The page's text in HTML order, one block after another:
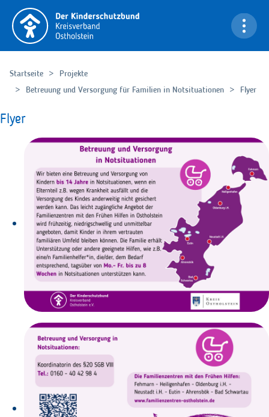
Startseite
Projekte
Betreuung und Versorgung für Familien in Notsituationen
Flyer
Flyer